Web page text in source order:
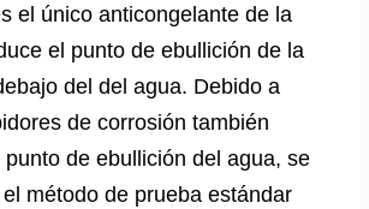
el único anticongelante de la
el punto de ebullición de la
del del agua. Debido a
de corrosión también
de ebullición del agua, se
método de prueba estándar